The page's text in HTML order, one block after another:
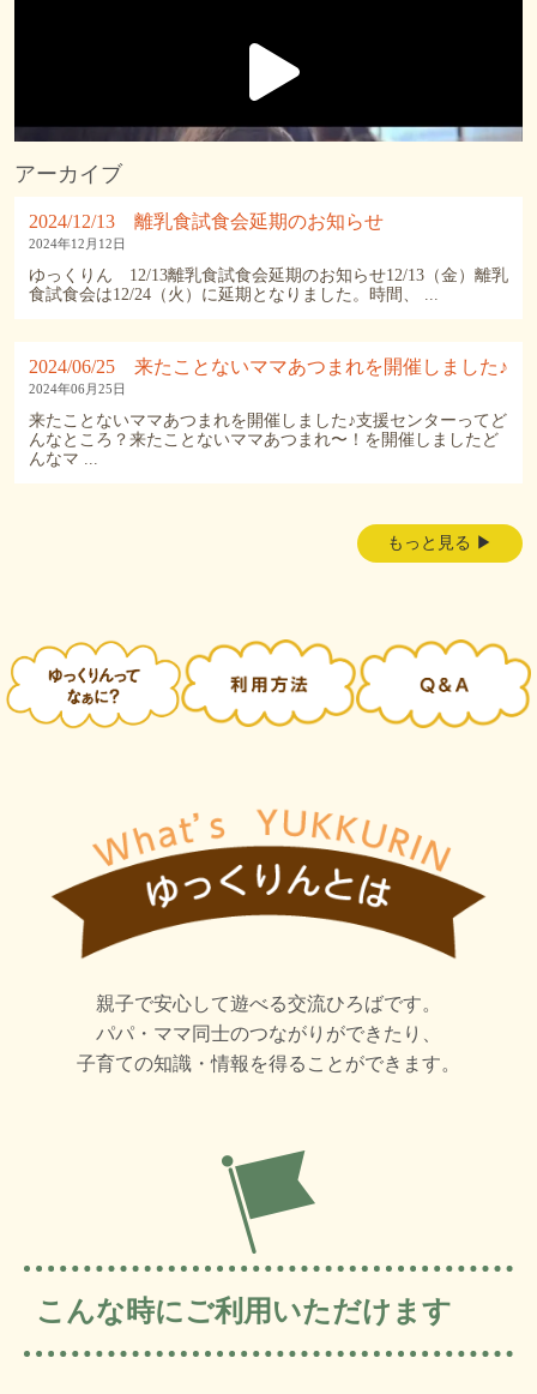
センサリーボトルづくり講座を開催しました
16
0
8月のもぐカレ
♡
すいかだいすき！なので、嬉しい季節
...
5
0
【要予約】の講座
...
5 0
アーカイブ
2024/12/13 離乳食試食会延期のお知らせ
2024年12月12日
ゆっくりん 12/13離乳食試食会延期のお知らせ12/13（金）離乳
食試食会は12/24（火）に延期となりました。時間、 ...
2024/06/25 来たことないママあつまれを開催しました♪
2024年06月25日
来たことないママあつまれを開催しました♪支援センターってど
んなところ？来たことないママあつまれ〜！を開催しましたど
んなマ ...
もっと見る ▶︎
親子で安心して遊べる交流ひろばです。
パパ・ママ同士のつながりができたり、
子育ての知識・情報を得ることができます。
こんな時にご利用いただけます